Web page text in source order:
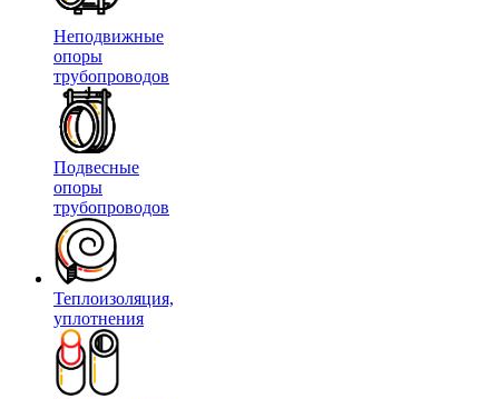
Неподвижные
опоры
трубопроводов
Подвесные
опоры
трубопроводов
Теплоизоляция,
уплотнения